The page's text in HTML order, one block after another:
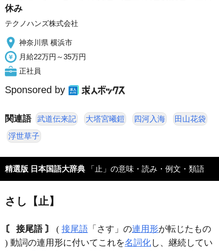
休み
テクノハンズ株式会社
神奈川県 横浜市
月給22万円～35万円
正社員
Sponsored by
関連語 武道伝来記 大塔宮曦鎧 四河入海 田山花袋
浮世草子
精選版 日本国語大辞典 「止」の意味・読み・例文・類語
さし【止】
〘 接尾語 〙 ( 接尾語 「さす」の連用形が転じたもの
) 動詞の連用形に付いてこれを名詞化 し、継続してい